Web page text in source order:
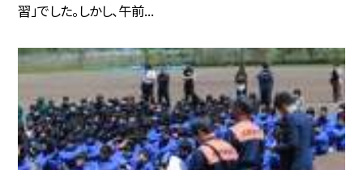
習」でした。しかし、午前...